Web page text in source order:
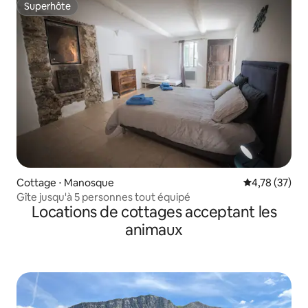
Superhôte
Superhôte
Cottage ⋅ Manosque Évaluation
4,78 (37)
Gîte jusqu'à 5 personnes tout équipé
Locations de cottages acceptant les
animaux